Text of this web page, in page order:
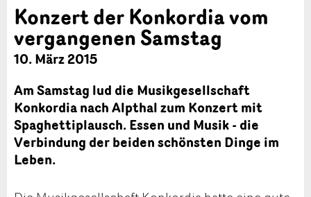
Konzert der Konkordia vom
vergangenen Samstag
10. März 2015
Am Samstag lud die Musikgesellschaft
Konkordia nach Alpthal zum Konzert mit
Spaghettiplausch. Essen und Musik - die
Verbindung der beiden schönsten Dinge im
Leben.